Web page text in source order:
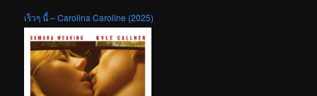
เร็วๆ นี้ – Carolina Caroline (2025)